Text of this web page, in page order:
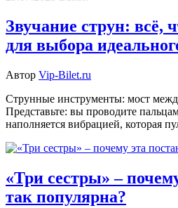
Звучание струн: всё,
для выбора
Автор Vip-Bilet.ru
Струнные инструменты: мост
Представьте: вы проводите
наполняется вибрацией, которая
«Три сестры» –
так популярна?